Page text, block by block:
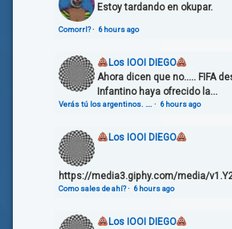
Estoy tardando en okupar.
Comorrl?· 6 hours ago
Los IOOI DIEGO
Ahora dicen que no..... FIFA
Infantino haya ofrecido la...
Verás tú los argentinos. …. · 6 hours ago
Los IOOI DIEGO
https://media3.giphy.com/media/
Como sales de ahí?· 6 hours ago
Los IOOI DIEGO